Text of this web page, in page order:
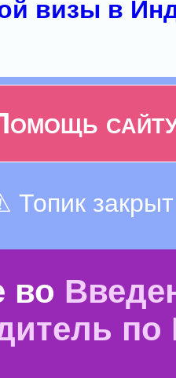
визы в
Топик закрыт
во